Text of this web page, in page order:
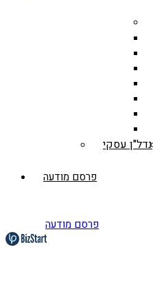
נדל"ן עסקי
פרסם מודעה
פרסם מודעה